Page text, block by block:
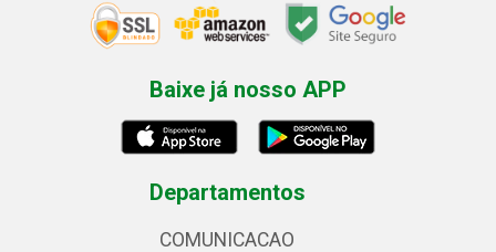
Baixe já nosso APP
Departamentos
COMUNICACAO